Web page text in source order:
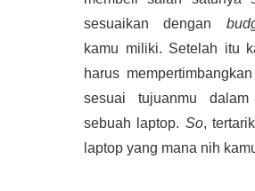
sesuaikan dengan
kamu miliki. Setelah itu
harus
sesuai tujuanmu dalam
sebuah laptop. So,
laptop yang mana nih